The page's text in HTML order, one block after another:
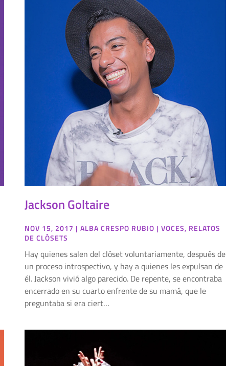
Jackson Goltaire
NOV 15, 2017 | ALBA CRESPO RUBIO | VOCES, RELATOS
DE CLÓSETS
Hay quienes salen del clóset voluntariamente, después de
un proceso introspectivo, y hay a quienes les expulsan de
él. Jackson vivió algo parecido. De repente, se encontraba
encerrado en su cuarto enfrente de su mamá, que le
preguntaba si era ciert…